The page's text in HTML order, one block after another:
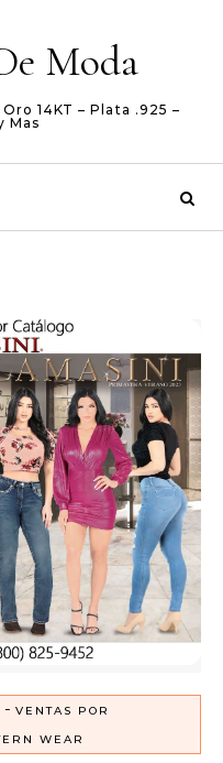
Moda
14KT – Plata .925 –
Mas
- VENTAS POR
WEAR